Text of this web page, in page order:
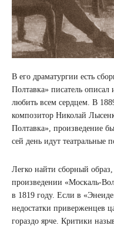
В его драматургии есть
Полтавка» писатель
любить всем сердцем. В
композитор Николай
Полтавка», произведение
сей день идут театральные
Легко найти сборный
произведении «Москаль-
в 1819 году. Если в
недостатки приверженцев
гораздо ярче. Критики